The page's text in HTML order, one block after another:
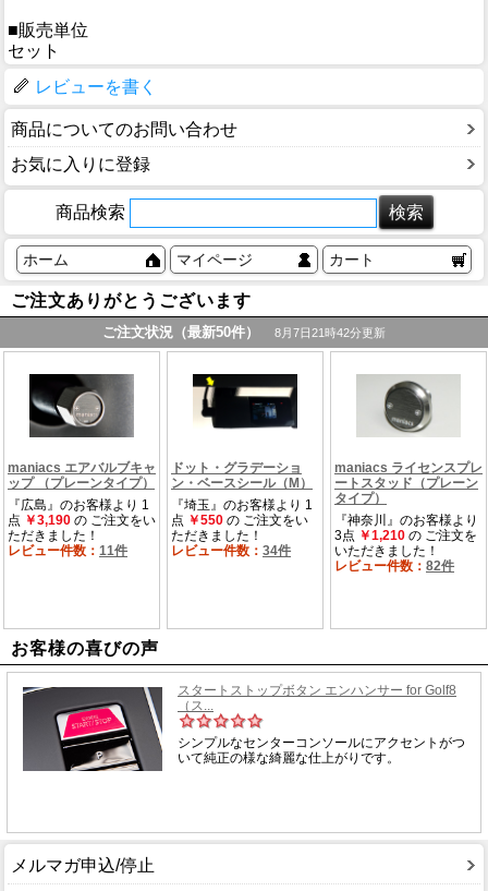
■販売単位
セット
レビューを書く
商品についてのお問い合わせ
お気に入りに登録
商品検索
ホーム マイページ カート
ご注文ありがとうございます
お客様の喜びの声
メルマガ申込/停止